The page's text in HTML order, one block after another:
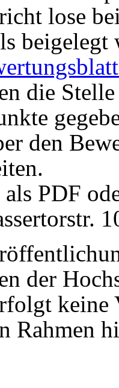
lose
beigelegt
die
den
PDF
der
Rahmen